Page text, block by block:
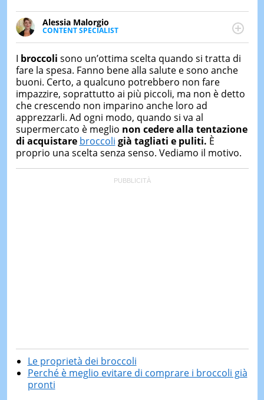
IERI
Alessia Malorgio
CONTENT SPECIALIST
Ha conseguito un Master in Marketing Management
e Google Digital Training su Marketing digitale. Si
occupa della creazione di contenuti in ottica SEO e
dello sviluppo di strategie marketing attraverso
canali digitali.
I broccoli sono un’ottima scelta quando si tratta di
fare la spesa. Fanno bene alla salute e sono anche
buoni. Certo, a qualcuno potrebbero non fare
impazzire, soprattutto ai più piccoli, ma non è detto
che crescendo non imparino anche loro ad
apprezzarli. Ad ogni modo, quando si va al
supermercato è meglio non cedere alla tentazione
di acquistare broccoli già tagliati e puliti. È
proprio una scelta senza senso. Vediamo il motivo.
Le proprietà dei broccoli
Perché è meglio evitare di comprare i broccoli già
pronti